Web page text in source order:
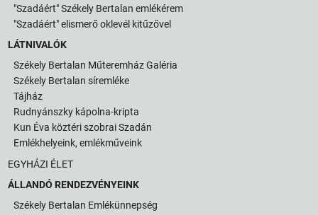
"Szadáért" Székely Bertalan emlékérem
"Szadáért" elismerő oklevél kitűzővel
LÁTNIVALÓK
Székely Bertalan Műteremház Galéria
Székely Bertalan síremléke
Tájház
Rudnyánszky kápolna-kripta
Kun Éva köztéri szobrai Szadán
Emlékhelyeink, emlékműveink
EGYHÁZI ÉLET
ÁLLANDÓ RENDEZVÉNYEINK
Székely Bertalan Emlékünnepség